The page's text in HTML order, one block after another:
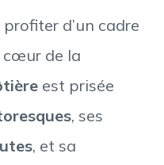
d’un cadre
cœur de la
est prisée
, ses
, et sa